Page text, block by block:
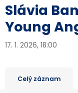
Slávia
Young
17. 1. 2026, 18:00
Celý záznam